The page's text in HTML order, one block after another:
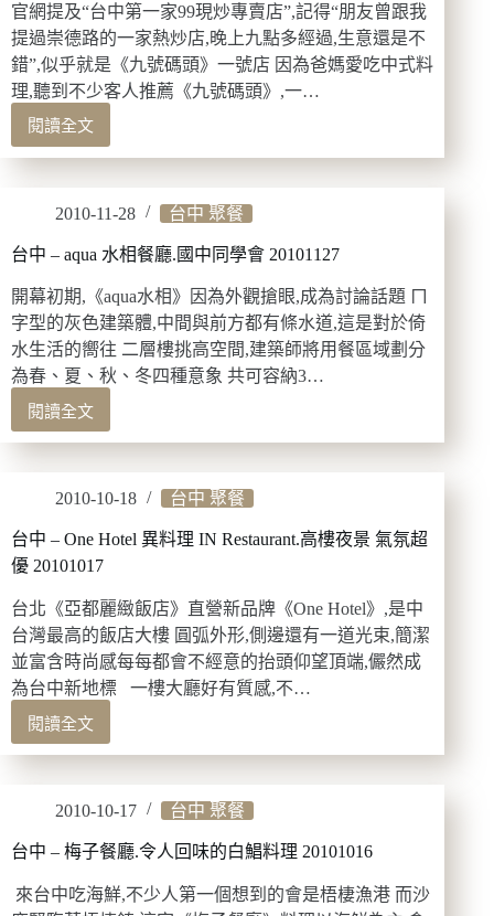
蒸
餃.
值
得
推
薦
的
值
方
麵
點
20110403
官網提及“台中第一家99現炒專賣店”,記得“朋友曾跟我
提過崇德路的一家熱炒店,晚上九點多經過,生意還是不
錯”,似乎就是《九號碼頭》一號店 因為爸媽愛吃中式料
理,聽到不少客人推薦《九號碼頭》,一…
閱讀全文
台
中
九
號
碼
海
鮮
熱
炒.
台
中
第
99
炒
專
店
20101128
2010-11-28 台中 聚餐
台中 – aqua 水相餐廳.國中同學會 20101127
開幕初期,《aqua水相》因為外觀搶眼,成為討論話題 ㄇ
字型的灰色建築體,中間與前方都有條水道,這是對於倚
水生活的嚮往 二層樓挑高空間,建築師將用餐區域劃分
為春、夏、秋、冬四種意象 共可容納3…
閱讀全文
台
中
水
相
餐
廳.
國
中
同
學
會
20101127
2010-10-18 台中 聚餐
台中 – One Hotel 異料理 IN Restaurant.高樓夜景 氣氛超
優 20101017
台北《亞都麗緻飯店》直營新品牌《One Hotel》,是中
台灣最高的飯店大樓 圓弧外形,側邊還有一道光束,簡潔
並富含時尚感每每都會不經意的抬頭仰望頂端,儼然成
為台中新地標 一樓大廳好有質感,不…
閱讀全文
台
中
Hotel
異
料
理
IN
2010-10-17 台中 聚餐
台中 – 梅子餐廳.令人回味的白鯧料理 20101016
來台中吃海鮮,不少人第一個想到的會是梧棲漁港 而沙